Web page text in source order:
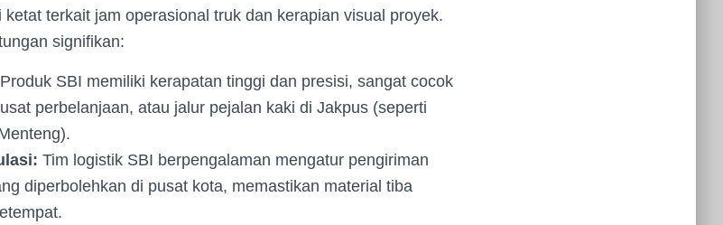
terkait jam operasional truk dan kerapian visual proyek.
signifikan:
Produk SBI memiliki kerapatan tinggi dan presisi, sangat cocok
perbelanjaan, atau jalur pejalan kaki di Jakpus (seperti
Tim logistik SBI berpengalaman mengatur pengiriman
diperbolehkan di pusat kota, memastikan material tiba